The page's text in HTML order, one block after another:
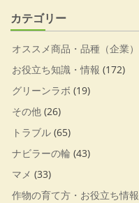
カテゴリー
オススメ商品・品種（企業）
お役立ち知識・情報 (172)
グリーンラボ (19)
その他 (26)
トラブル (65)
ナビラーの輪 (43)
マメ (33)
作物の育て方・お役立ち情報